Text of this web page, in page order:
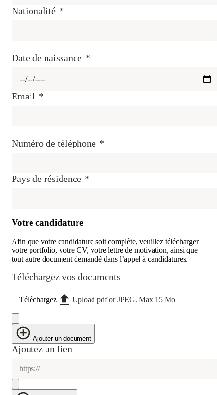
Nationalité *
Date de naissance *
Email *
Numéro de téléphone *
Pays de résidence *
Votre candidature
Afin que votre candidature soit complète, veuillez télécharger
votre portfolio, votre CV, votre lettre de motivation, ainsi que
tout autre document demandé dans l’appel à candidatures.
Téléchargez vos documents
Téléchargez Upload pdf or JPEG. Max 15 Mo
Ajouter un document
Ajoutez un lien